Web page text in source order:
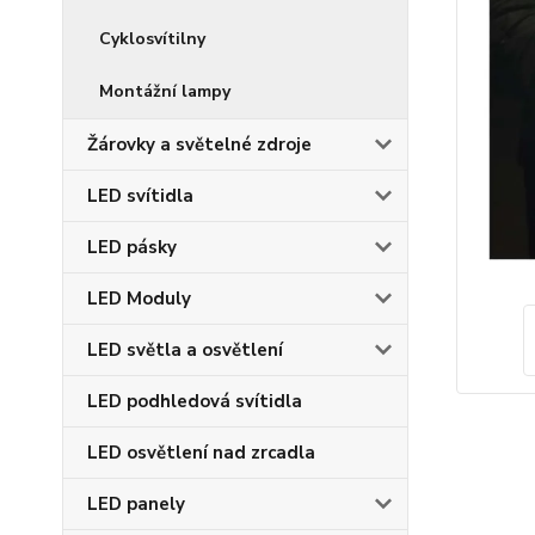
Cyklosvítilny
Montážní lampy
Žárovky a světelné zdroje
LED svítidla
LED pásky
LED Moduly
LED světla a osvětlení
LED podhledová svítidla
LED osvětlení nad zrcadla
LED panely